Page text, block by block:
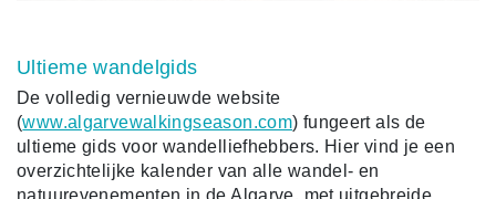
Ultieme wandelgids
De volledig vernieuwde website
(www.algarvewalkingseason.com) fungeert als de
ultieme gids voor wandelliefhebbers. Hier vind je een
overzichtelijke kalender van alle wandel- en